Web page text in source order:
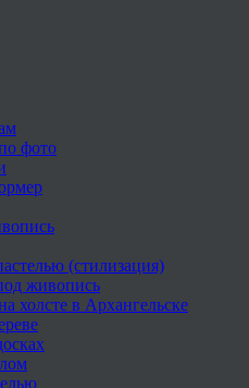
фото
(стилизация)
живопись
холсте в Архангельске